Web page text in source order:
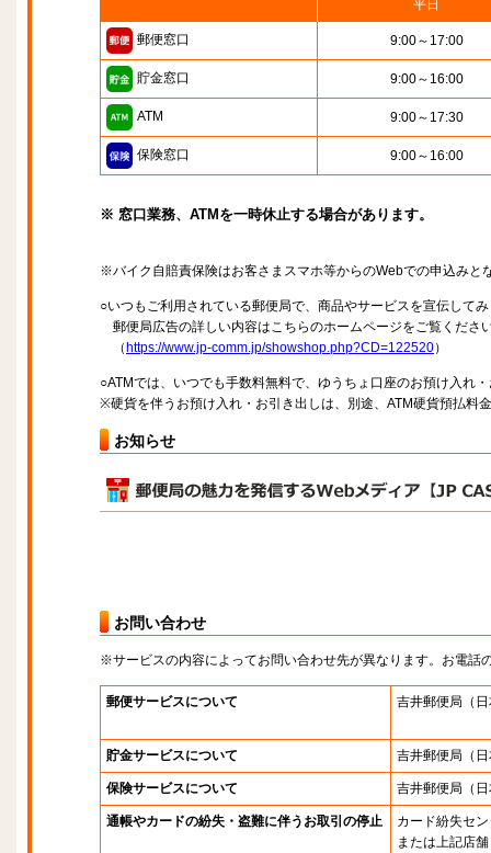
平日
郵便窓口 9:00～17:00
貯金窓口 9:00～16:00
ATM 9:00～17:30
保険窓口 9:00～16:00
※ 窓口業務、ATMを一時休止する場合があります。
※バイク自賠責保険はお客さまスマホ等からのWebでの申込みと
○いつもご利用されている郵便局で、商品やサービスを宣伝して
郵便局広告の詳しい内容はこちらのホームページをご覧くださ
（ https://www.jp-comm.jp/showshop.php?CD=122520）
○ATMでは、いつでも手数料無料で、ゆうちょ口座のお預け入れ
※硬貨を伴うお預け入れ・お引き出しは、別途、ATM硬貨預払料
お知らせ
お問い合わせ
※サービスの内容によってお問い合わせ先が異なります。お電話
郵便サービスについて 吉井郵便局 （
貯金サービスについて 吉井郵便局 （
保険サービスについて 吉井郵便局 （
通帳やカードの紛失・盗難に伴うお取引の停止
カード紛失セ
または上記店舗